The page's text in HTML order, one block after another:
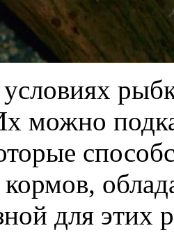
можно
для этих